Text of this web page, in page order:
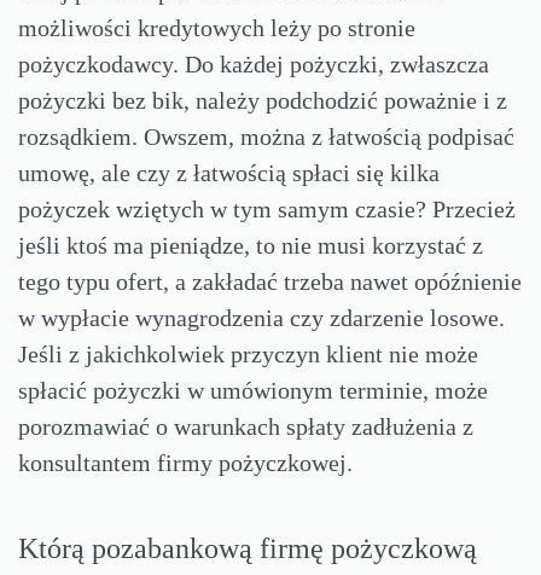
możliwości kredytowych leży po stronie
pożyczkodawcy. Do każdej pożyczki, zwłaszcza
pożyczki bez bik, należy podchodzić poważnie i z
rozsądkiem. Owszem, można z łatwością podpisać
umowę, ale czy z łatwością spłaci się kilka
pożyczek wziętych w tym samym czasie? Przecież
jeśli ktoś ma pieniądze, to nie musi korzystać z
tego typu ofert, a zakładać trzeba nawet opóźnienie
w wypłacie wynagrodzenia czy zdarzenie losowe.
Jeśli z jakichkolwiek przyczyn klient nie może
spłacić pożyczki w umówionym terminie, może
porozmawiać o warunkach spłaty zadłużenia z
konsultantem firmy pożyczkowej.
Którą pozabankową firmę pożyczkową